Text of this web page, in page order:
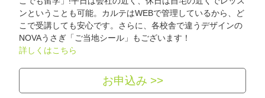
ンということも可能。カルテはWEBで管理しているから、ど
こで受講しても安心です。さらに、各校舎で違うデザインの
NOVAうさぎ「ご当地シール」もございます！
詳しくはこちら
お申込み >>